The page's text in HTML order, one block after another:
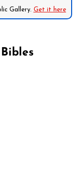
Gallery. Get it here